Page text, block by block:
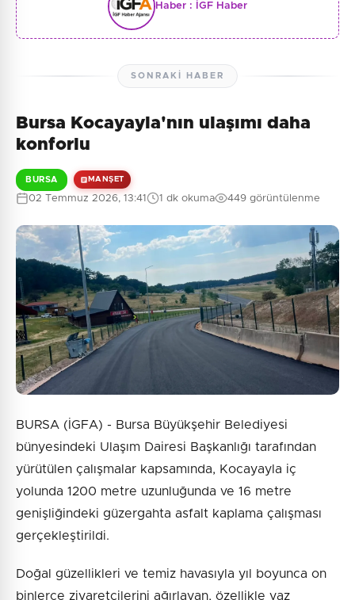
Haber : İGF Haber
SONRAKI HABER
Bursa Kocayayla'nın ulaşımı daha
konforlu
BURSA MANŞET
02 Temmuz 2026, 13:41 1 dk okuma 449 görüntülenme
BURSA (İGFA) - Bursa Büyükşehir Belediyesi
bünyesindeki Ulaşım Dairesi Başkanlığı tarafından
yürütülen çalışmalar kapsamında, Kocayayla iç
yolunda 1200 metre uzunluğunda ve 16 metre
genişliğindeki güzergahta asfalt kaplama çalışması
gerçekleştirildi.
Doğal güzellikleri ve temiz havasıyla yıl boyunca on
binlerce ziyaretçilerini ağırlayan, özellikle yaz